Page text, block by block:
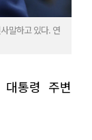
말하고 있다. 연
통령 주변